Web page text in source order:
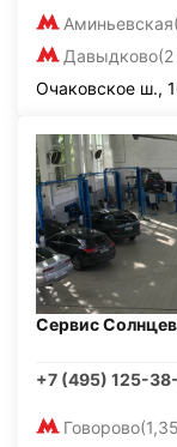
Аминьевская
Давыдково
Очаковское ш.,
Сервис
+7 (495) 125-
Говорово